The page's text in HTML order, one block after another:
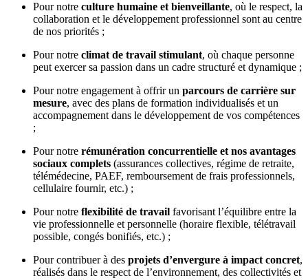
Pour notre culture humaine et bienveillante, où le respect, la
collaboration et le développement professionnel sont au centre
de nos priorités ;
Pour notre climat de travail stimulant, où chaque personne
peut exercer sa passion dans un cadre structuré et dynamique ;
Pour notre engagement à offrir un parcours de carrière sur
mesure, avec des plans de formation individualisés et un
accompagnement dans le développement de vos compétences
;
Pour notre rémunération concurrentielle et nos avantages
sociaux complets (assurances collectives, régime de retraite,
télémédecine, PAEF, remboursement de frais professionnels,
cellulaire fournir, etc.) ;
Pour notre flexibilité de travail favorisant l’équilibre entre la
vie professionnelle et personnelle (horaire flexible, télétravail
possible, congés bonifiés, etc.) ;
Pour contribuer à des projets d’envergure à impact concret,
réalisés dans le respect de l’environnement, des collectivités et